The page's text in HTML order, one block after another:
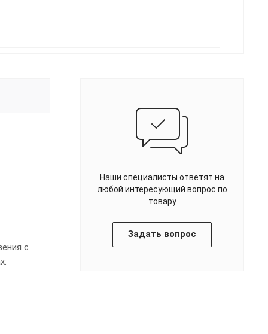
с
Наши специалисты ответят на
любой интересующий вопрос по
товару
Задать вопрос